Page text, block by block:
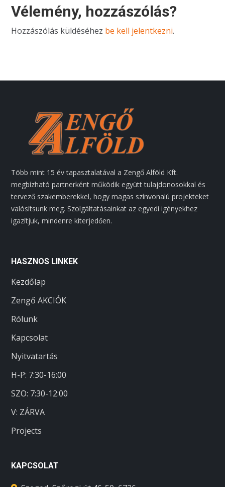
Vélemény, hozzászólás?
Hozzászólás küldéséhez be kell jelentkezni.
Több mint 15 év tapasztalatával a Zengő Alföld Kft.
megbízható partnerként működik együtt tulajdonosokkal és
tervező szakemberekkel, hogy magas színvonalú projekteket
valósítsunk meg. Szolgáltatásainkat az egyedi igényekhez
igazítjuk, mindenre kiterjedően.
HASZNOS LINKEK
Kezdőlap
Zengő AKCIÓK
Rólunk
Kapcsolat
Nyitvatartás
H-P: 7:30-16:00
SZO: 7:30-12:00
V: ZÁRVA
Projects
KAPCSOLAT